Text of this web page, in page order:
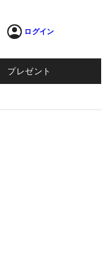
ログイン
プレゼント